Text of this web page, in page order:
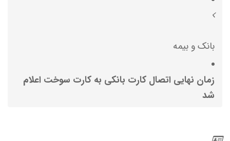
بانک و بیمه
زمان نهایی اتصال کارت بانکی به کارت سوخت اعلام
شد